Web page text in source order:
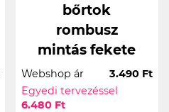
bőrtok
rombusz
mintás fekete
Webshop ár
3.490 Ft
Egyedi tervezéssel
6.480 Ft